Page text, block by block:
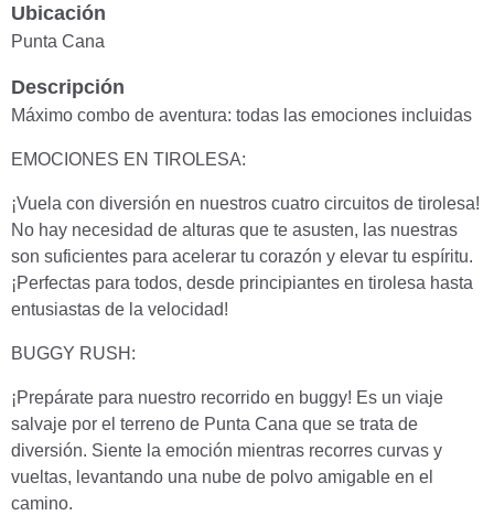
Ubicación
Punta Cana
Descripción
Máximo combo de aventura: todas las emociones incluidas
EMOCIONES EN TIROLESA:
¡Vuela con diversión en nuestros cuatro circuitos de tirolesa!
No hay necesidad de alturas que te asusten, las nuestras
son suficientes para acelerar tu corazón y elevar tu espíritu.
¡Perfectas para todos, desde principiantes en tirolesa hasta
entusiastas de la velocidad!
BUGGY RUSH:
¡Prepárate para nuestro recorrido en buggy! Es un viaje
salvaje por el terreno de Punta Cana que se trata de
diversión. Siente la emoción mientras recorres curvas y
vueltas, levantando una nube de polvo amigable en el
camino.